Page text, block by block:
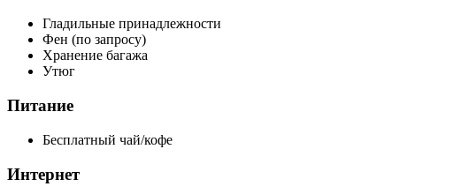
Гладильные принадлежности
Фен (по запросу)
Хранение багажа
Утюг
Питание
Бесплатный чай/кофе
Интернет